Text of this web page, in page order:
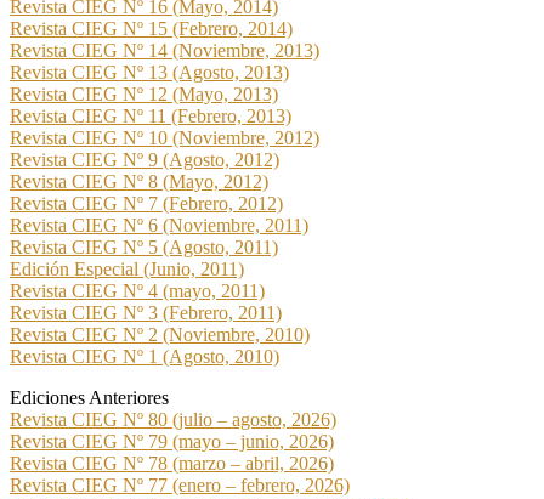
Revista CIEG Nº 1 (Agosto, 2010)
Revista CIEG Nº 2 (Noviembre, 2010)
Revista CIEG Nº 3 (Febrero, 2011)
Revista CIEG Nº 4 (mayo, 2011)
Edición Especial (Junio, 2011)
Revista CIEG Nº 5 (Agosto, 2011)
Revista CIEG Nº 6 (Noviembre, 2011)
Revista CIEG Nº 7 (Febrero, 2012)
Revista CIEG Nº 8 (Mayo, 2012)
Revista CIEG Nº 9 (Agosto, 2012)
Revista CIEG Nº 10 (Noviembre, 2012)
Revista CIEG Nº 11 (Febrero, 2013)
Revista CIEG Nº 12 (Mayo, 2013)
Revista CIEG Nº 13 (Agosto, 2013)
Revista CIEG Nº 14 (Noviembre, 2013)
Revista CIEG Nº 15 (Febrero, 2014)
Revista CIEG Nº 16 (Mayo, 2014)
Ediciones Anteriores
Revista CIEG Nº 80 (julio – agosto, 2026)
Revista CIEG Nº 79 (mayo – junio, 2026)
Revista CIEG Nº 78 (marzo – abril, 2026)
Revista CIEG Nº 77 (enero – febrero, 2026)